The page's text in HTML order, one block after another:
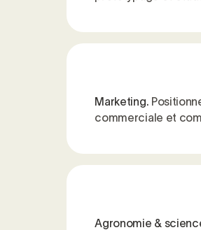
Marketing.
commerciale et
Agronomie &